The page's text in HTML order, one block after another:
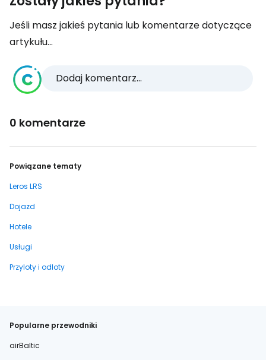
Jeśli masz jakieś pytania lub komentarze dotyczące
artykułu...
Dodaj komentarz...
0 komentarze
Powiązane tematy
Leros LRS
Dojazd
Hotele
Usługi
Przyloty i odloty
Popularne przewodniki
airBaltic